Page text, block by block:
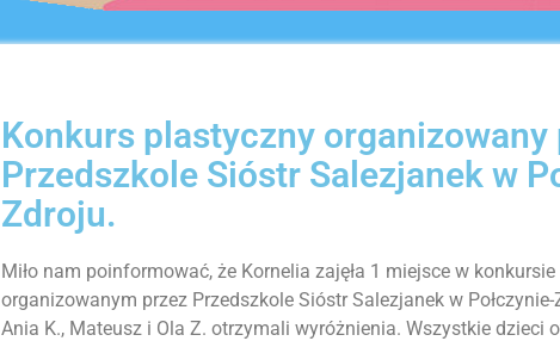
Konkurs plastyczny organizowany
Przedszkole Sióstr Salezjanek w
Zdroju.
Miło nam poinformować, że Kornelia zajęła 1 miejsce w
organizowanym przez Przedszkole Sióstr Salezjanek w
Ania K., Mateusz i Ola Z. otrzymali wyróżnienia. Wszystkie dzieci